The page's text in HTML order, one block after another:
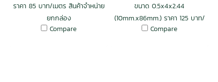
ราคา 85 บาท/เมตร สินค้าจำหน่าย
ยกกล่อง
Compare
ขนาด 0.5x4x2.44
(10mm.x86mm.) ราคา 125 บาท/
เมตร สินค้าจำหน่ายยกกล่อง
Compare